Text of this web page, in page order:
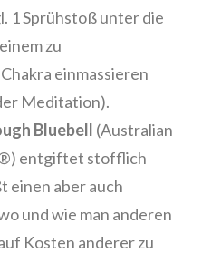
1 Sprühstoß unter die
zu
einmassieren
Meditation).
Bluebell (Australian
entgiftet stofflich
einen aber auch
und wie man anderen
Kosten anderer zu